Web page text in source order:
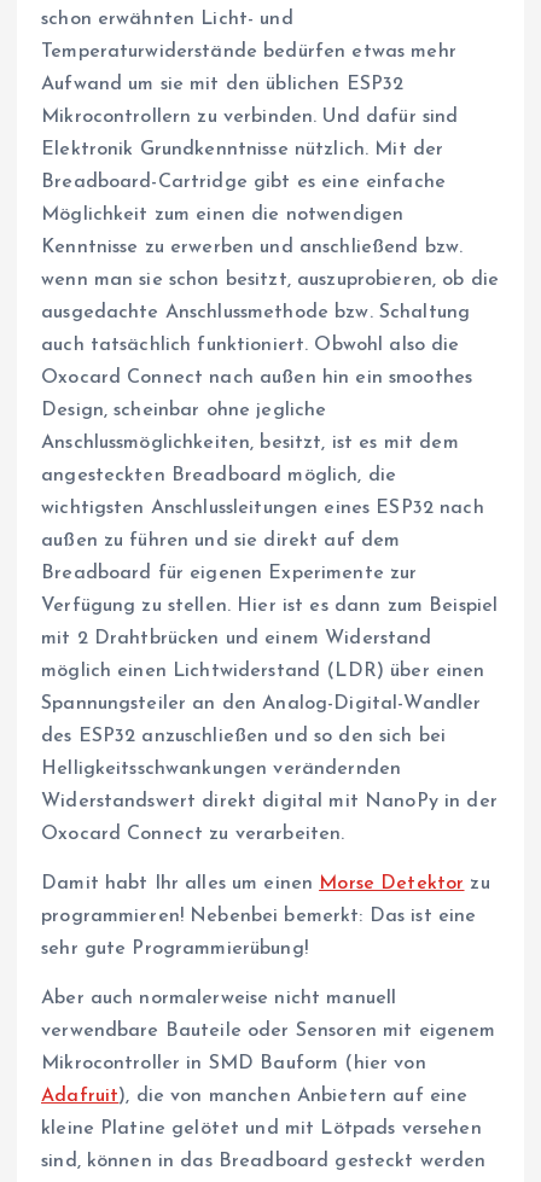
schon erwähnten Licht- und
Temperaturwiderstände bedürfen etwas mehr
Aufwand um sie mit den üblichen ESP32
Mikrocontrollern zu verbinden. Und dafür sind
Elektronik Grundkenntnisse nützlich. Mit der
Breadboard-Cartridge gibt es eine einfache
Möglichkeit zum einen die notwendigen
Kenntnisse zu erwerben und anschließend bzw.
wenn man sie schon besitzt, auszuprobieren, ob die
ausgedachte Anschlussmethode bzw. Schaltung
auch tatsächlich funktioniert. Obwohl also die
Oxocard Connect nach außen hin ein smoothes
Design, scheinbar ohne jegliche
Anschlussmöglichkeiten, besitzt, ist es mit dem
angesteckten Breadboard möglich, die
wichtigsten Anschlussleitungen eines ESP32 nach
außen zu führen und sie direkt auf dem
Breadboard für eigenen Experimente zur
Verfügung zu stellen. Hier ist es dann zum Beispiel
mit 2 Drahtbrücken und einem Widerstand
möglich einen Lichtwiderstand (LDR) über einen
Spannungsteiler an den Analog-Digital-Wandler
des ESP32 anzuschließen und so den sich bei
Helligkeitsschwankungen verändernden
Widerstandswert direkt digital mit NanoPy in der
Oxocard Connect zu verarbeiten.
Damit habt Ihr alles um einen Morse Detektor zu
programmieren! Nebenbei bemerkt: Das ist eine
sehr gute Programmierübung!
Aber auch normalerweise nicht manuell
verwendbare Bauteile oder Sensoren mit eigenem
Mikrocontroller in SMD Bauform (hier von
Adafruit), die von manchen Anbietern auf eine
kleine Platine gelötet und mit Lötpads versehen
sind, können in das Breadboard gesteckt werden